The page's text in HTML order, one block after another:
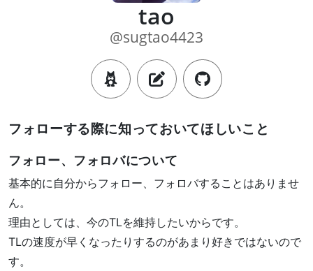
tao
@sugtao4423
フォローする際に知っておいてほしいこと
フォロー、フォロバについて
基本的に自分からフォロー、フォロバすることはありませ
ん。
理由としては、今のTLを維持したいからです。
TLの速度が早くなったりするのがあまり好きではないので
す。